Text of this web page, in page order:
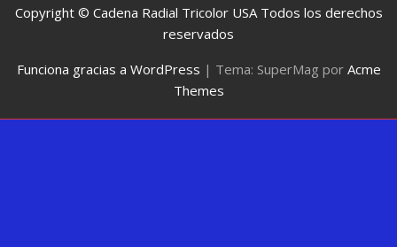
Copyright © Cadena Radial Tricolor USA Todos los derechos
reservados
Funciona gracias a WordPress | Tema: SuperMag por Acme
Themes